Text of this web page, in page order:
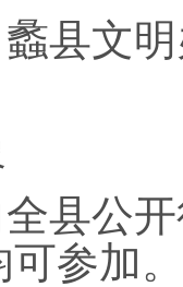
县文
县公
可参加。